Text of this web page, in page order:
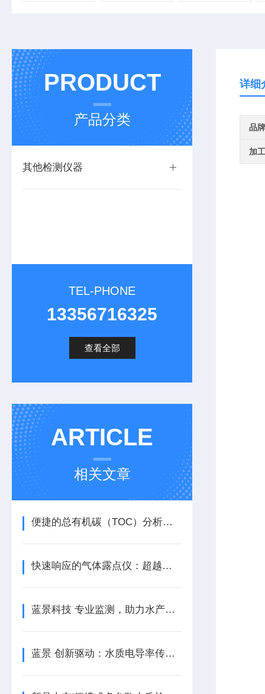
PRODUCT
产品分类
其他检测仪器
TEL-PHONE
13356716325
查看全部
ARTICLE
相关文章
便捷的总有机碳（TOC）分析仪：快速上手
快速响应的气体露点仪：超越您的期待
蓝景科技 专业监测，助力水产养殖腾飞
蓝景 创新驱动：水质电导率传感器引-领行业变-革
详细
品牌
加